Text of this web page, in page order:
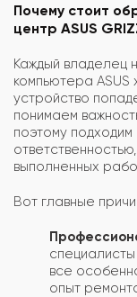
Почему стоит
центр ASUS
Каждый владелец
компьютера ASUS
устройство
понимаем
поэтому
выполненных
Вот главные
все
опыт